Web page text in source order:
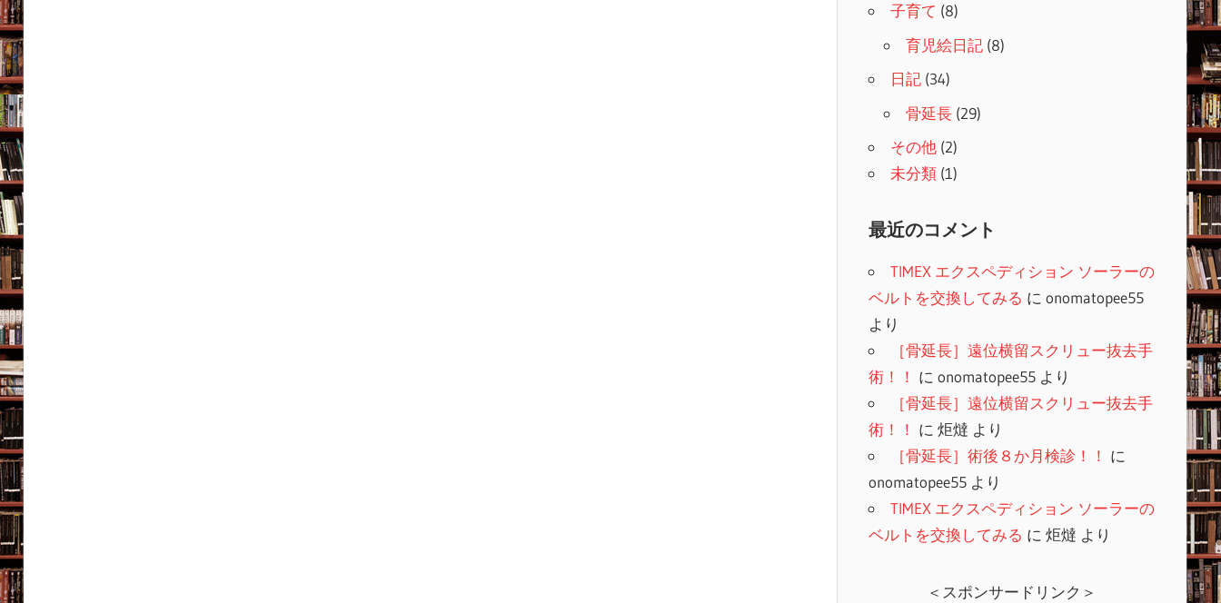
子育て (8)
育児絵日記(8)
日記(34)
骨延長(29)
その他(2)
未分類(1)
最近のコメント
TIMEX エクスペディション ソーラーの
ベルトを交換してみる に onomatopee55
より
［骨延長］遠位横留スクリュー抜去手
術！！ に onomatopee55より
［骨延長］遠位横留スクリュー抜去手
術！！ に 炬燵 より
［骨延長］術後８か月検診！！ に
onomatopee55より
TIMEX エクスペディション ソーラーの
ベルトを交換してみる に 炬燵 より
＜スポンサードリンク＞